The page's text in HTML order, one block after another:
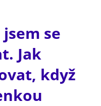
jsem se
Jak
když